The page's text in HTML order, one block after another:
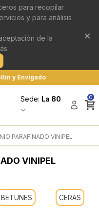
para recopilar
y para análisis
de la
×
y Envigado
Sede: La 80 0
PARAFINADO VINIPEL
VINIPEL
BETUNES CERAS